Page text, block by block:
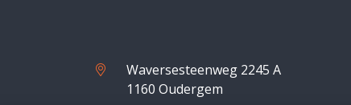
Waversesteenweg 2245 A
1160 Oudergem